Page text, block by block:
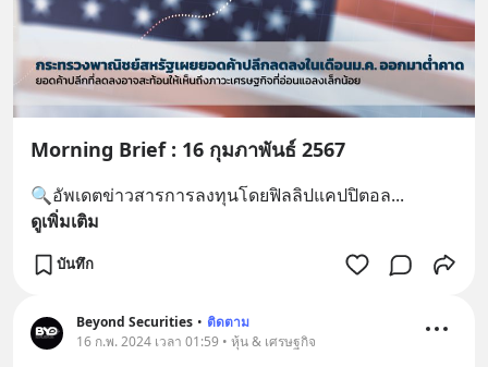
Morning Brief : 16 กุมภาพันธ์ 2567
🔍อัพเดตข่าวสารการลงทุนโดยฟิลลิปแคปปิตอล...
ดูเพิ่มเติม
บันทึก
Beyond Securities • ติดตาม
16 ก.พ. 2024 เวลา 01:59 • หุ้น & เศรษฐกิจ